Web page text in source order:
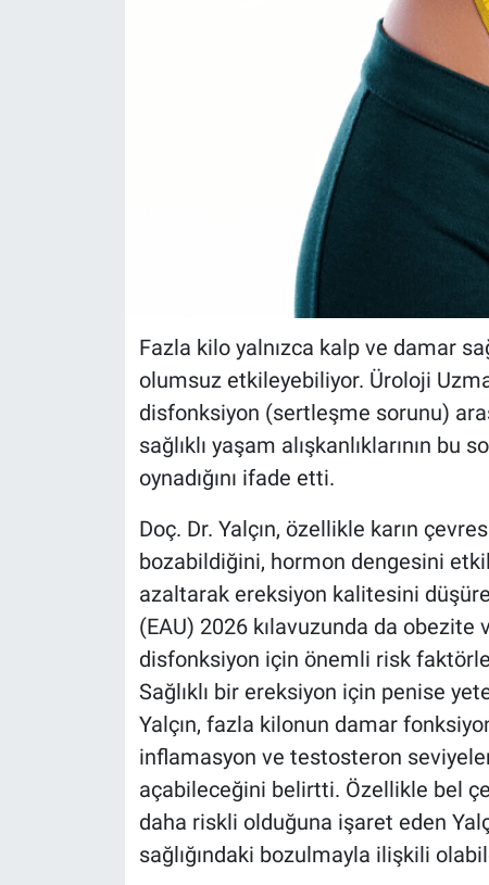
Fazla kilo yalnızca kalp ve damar
olumsuz etkileyebiliyor. Üroloji
disfonksiyon (sertleşme sorunu)
sağlıklı yaşam alışkanlıklarının
oynadığını ifade etti.
Doç. Dr. Yalçın, özellikle karın
bozabildiğini, hormon dengesini
azaltarak ereksiyon kalitesini
(EAU) 2026 kılavuzunda da
disfonksiyon için önemli risk
Sağlıklı bir ereksiyon için penise
Yalçın, fazla kilonun damar
inflamasyon ve testosteron
açabileceğini belirtti. Özellikle bel
daha riskli olduğuna işaret eden
sağlığındaki bozulmayla ilişkili